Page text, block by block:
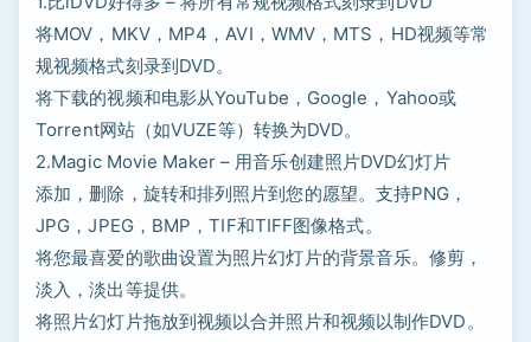
将MOV，MKV，MP4，AVI，WMV，MTS，HD视频等常
规视频格式刻录到DVD。
将下载的视频和电影从YouTube，Google，Yahoo或
Torrent网站（如VUZE等）转换为DVD。
2.Magic Movie Maker – 用音乐创建照片DVD幻灯片
添加，删除，旋转和排列照片到您的愿望。支持PNG，
JPG，JPEG，BMP，TIF和TIFF图像格式。
将您最喜爱的歌曲设置为照片幻灯片的背景音乐。修剪，
淡入，淡出等提供。
将照片幻灯片拖放到视频以合并照片和视频以制作DVD。